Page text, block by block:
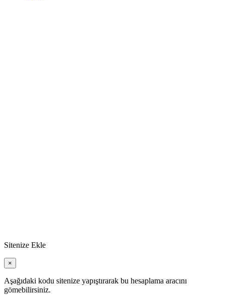
Sitenize Ekle
×
Aşağıdaki kodu sitenize yapıştırarak bu hesaplama aracını
gömebilirsiniz.